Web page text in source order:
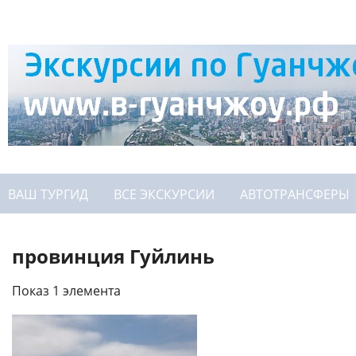
ВАШ ТУРГИД ВСЕ ЭКСКУРСИИ АВТОТРАНСФЕРЫ
провинция Гуйлинь
Показ 1 элемента